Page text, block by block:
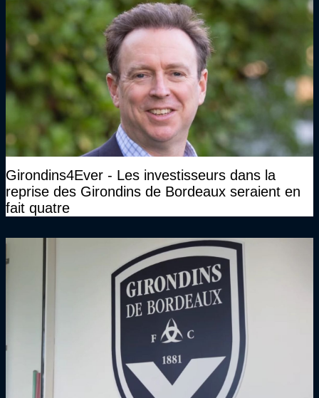
Girondins4Ever - Les investisseurs dans la
reprise des Girondins de Bordeaux seraient en
fait quatre